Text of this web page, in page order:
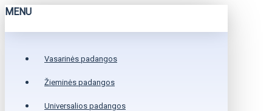
MENU
Vasarinės padangos
Žieminės padangos
Universalios padangos